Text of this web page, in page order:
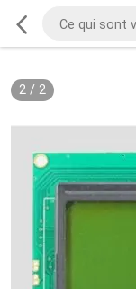
2/ 2